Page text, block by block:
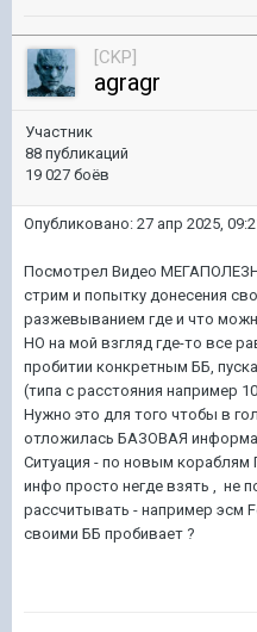
[CKP]
agragr
Участник
88 публикаций
19 027 боёв
Опубликовано: 27 апр 2025,
Посмотрел Видео
стрим и попытку донесения
разжевыванием где и что
НО на мой взгляд где-то все
пробитии конкретным ББ,
(типа с расстояния например
Нужно это для того чтобы в
отложилась БАЗОВАЯ
Ситуация - по новым кораблям
инфо просто негде взять , не
рассчитывать - например эсм
своими ББ пробивает ?